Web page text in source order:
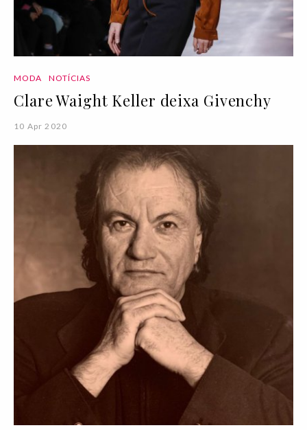
MODA NOTÍCIAS
Clare Waight Keller deixa Givenchy
10 Apr 2020